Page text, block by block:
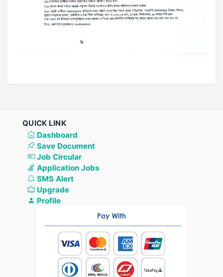
QUICK LINK
Dashboard
Save Document
Job Circular
Application Jobs
SMS Alert
Upgrade
Profile